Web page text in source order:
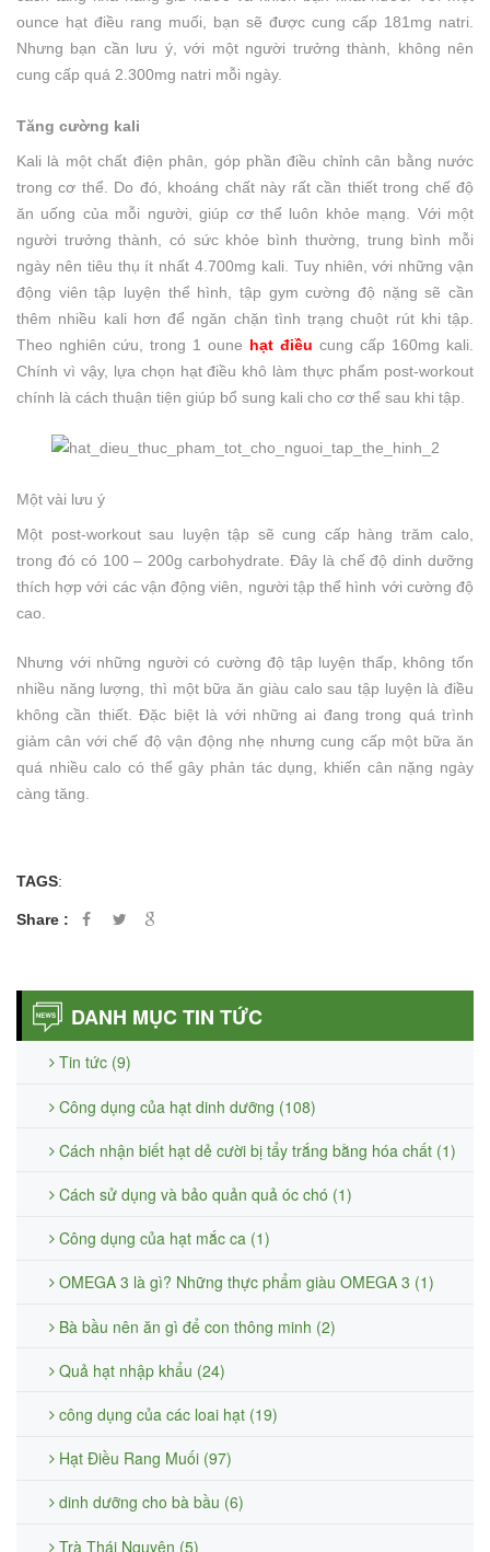
ounce hạt điều rang muối, bạn sẽ được cung cấp 181mg natri.
Nhưng bạn cần lưu ý, với một người trưởng thành, không nên
cung cấp quá 2.300mg natri mỗi ngày.
Tăng cường kali
Kali là một chất điện phân, góp phần điều chỉnh cân bằng nước
trong cơ thể. Do đó, khoáng chất này rất cần thiết trong chế độ
ăn uống của mỗi người, giúp cơ thể luôn khỏe mạng. Với một
người trưởng thành, có sức khỏe bình thường, trung bình mỗi
ngày nên tiêu thụ ít nhất 4.700mg kali. Tuy nhiên, với những vận
động viên tập luyện thể hình, tập gym cường độ nặng sẽ cần
thêm nhiều kali hơn để ngăn chặn tình trạng chuột rút khi tập.
Theo nghiên cứu, trong 1 oune hạt điều cung cấp 160mg kali.
Chính vì vậy, lựa chọn hạt điều khô làm thực phẩm post-workout
chính là cách thuận tiện giúp bổ sung kali cho cơ thể sau khi tập.
Một vài lưu ý
Một post-workout sau luyện tập sẽ cung cấp hàng trăm calo,
trong đó có 100 – 200g carbohydrate. Đây là chế độ dinh dưỡng
thích hợp với các vận động viên, người tập thể hình với cường độ
cao.
Nhưng với những người có cường độ tập luyện thấp, không tốn
nhiều năng lượng, thì một bữa ăn giàu calo sau tập luyện là điều
không cần thiết. Đặc biệt là với những ai đang trong quá trình
giảm cân với chế độ vận động nhẹ nhưng cung cấp một bữa ăn
quá nhiều calo có thể gây phản tác dụng, khiến cân nặng ngày
càng tăng.
TAGS:
Share :
DANH MỤC TIN TỨC
Tin tức (9)
Công dụng của hạt dinh dưỡng (108)
Cách nhận biết hạt dẻ cười bị tẩy trắng bằng hóa chất (1)
Cách sử dụng và bảo quản quả óc chó (1)
Công dụng của hạt mắc ca (1)
OMEGA 3 là gì? Những thực phẩm giàu OMEGA 3 (1)
Bà bầu nên ăn gì để con thông minh (2)
Quả hạt nhập khẩu (24)
công dụng của các loai hạt (19)
Hạt Điều Rang Muối (97)
dinh dưỡng cho bà bầu (6)
Trà Thái Nguyên (5)